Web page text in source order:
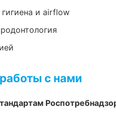
и airflow
с нами